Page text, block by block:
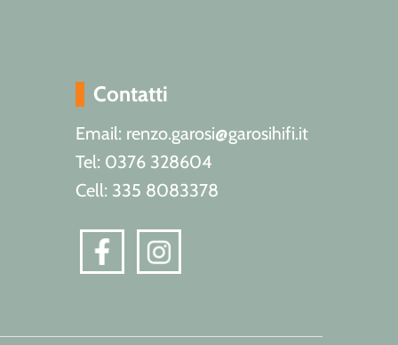
Contatti
Email: renzo.garosi@garosihifi.it
Tel: 0376 328604
Cell: 335 8083378